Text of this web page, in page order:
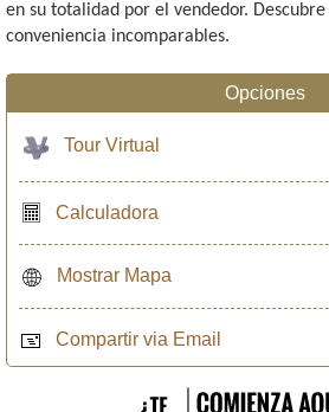
en su totalidad por el vendedor.
conveniencia incomparables.
Opciones
Tour Virtual
Calculadora
Mostrar Mapa
Compartir via Email